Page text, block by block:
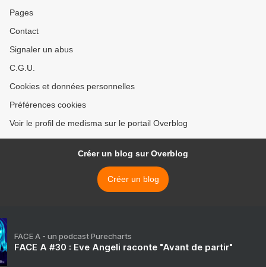
Pages
Contact
Signaler un abus
C.G.U.
Cookies et données personnelles
Préférences cookies
Voir le profil de medisma sur le portail Overblog
Créer un blog sur Overblog
Créer un blog
FACE A - un podcast Purecharts
FACE A #30 : Eve Angeli raconte "Avant de partir"